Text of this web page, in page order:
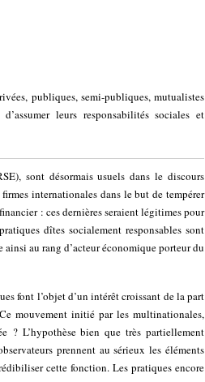
publiques, semi-publiques, mutualistes
leurs responsabilités sociales et
sont désormais usuels dans le discours
internationales dans le but de tempérer
: ces dernières seraient légitimes pour
dîtes socialement responsables sont
au rang d’acteur économique porteur du
font l’objet d’un intérêt croissant de la part
mouvement initié par les multinationales,
? L’hypothèse bien que très partiellement
prennent au sérieux les éléments
cette fonction. Les pratiques encore